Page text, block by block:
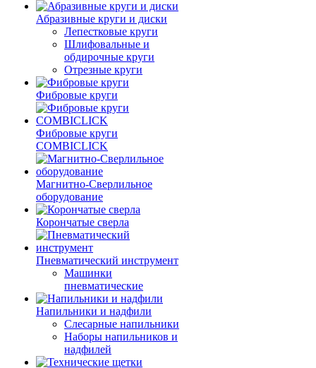
Абразивные круги и диски
Лепестковые круги
Шлифовальные и
обдирочные круги
Отрезные круги
Фибровые круги
Фибровые круги
COMBICLICK
Магнитно-Сверлильное
оборудование
Корончатые сверла
Пневматический инструмент
Машинки
пневматические
Напильники и надфили
Слесарные напильники
Наборы напильников и
надфилей